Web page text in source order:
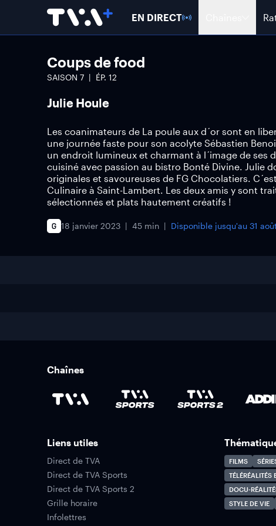
EN DIRECT
Coups de food
SAISON 7 ÉP. 12
Julie Houle
Les coanimateurs de La poule aux d´or sont en
une journée faste pour son acolyte Sébastien
un endroit lumineux et charmant à l´image de
cuisiné avec passion au bistro Bonté Divine. Julie
originales et savoureuses de FG Chocolatiers.
Culinaire à Saint-Lambert. Les deux amis y sont
sélectionnés et plats hautement créatifs !
18 janvier 2023 45 min Disponible jusqu'au 31
Chaînes
Liens utiles
Direct de TVA
Direct de TVA Sports
Direct de TVA Sports 2
Grille horaire
Infolettres
FILMS
TÉLÉRÉALITÉS
DOCU-
STYLE DE VIE